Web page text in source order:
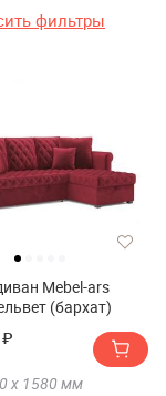
фильтры
Mebel-ars
(бархат)
₽
х 1580 мм